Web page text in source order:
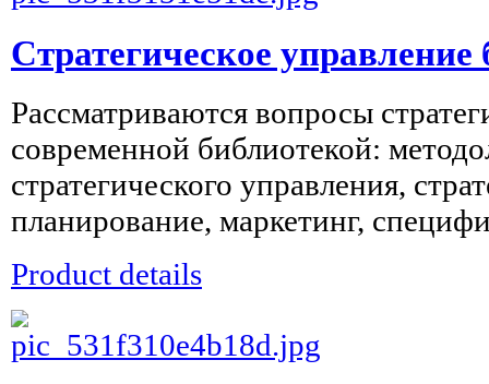
Стратегическое управление
Рассматриваются вопросы
современной библиотекой:
стратегического управления,
планирование, маркетинг,
Product details